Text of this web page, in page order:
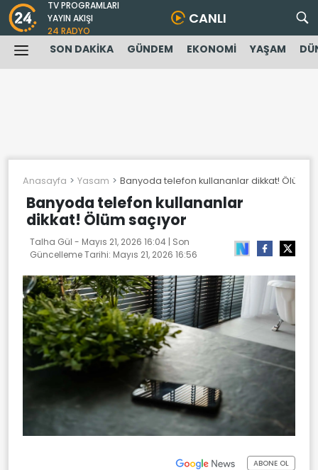
TV PROGRAMLARI
YAYIN AKIŞI
24 RADYO
CANLI
SON DAKİKA GÜNDEM EKONOMİ YAŞAM
Anasayfa Yasam Banyoda telefon kullananlar dikkat! Ölüm
Banyoda telefon kullananlar
dikkat! Ölüm saçıyor
Talha Gül - Mayıs 21, 2026 16:04 | Son
Güncelleme Tarihi: Mayıs 21, 2026 16:56
ABONE OL